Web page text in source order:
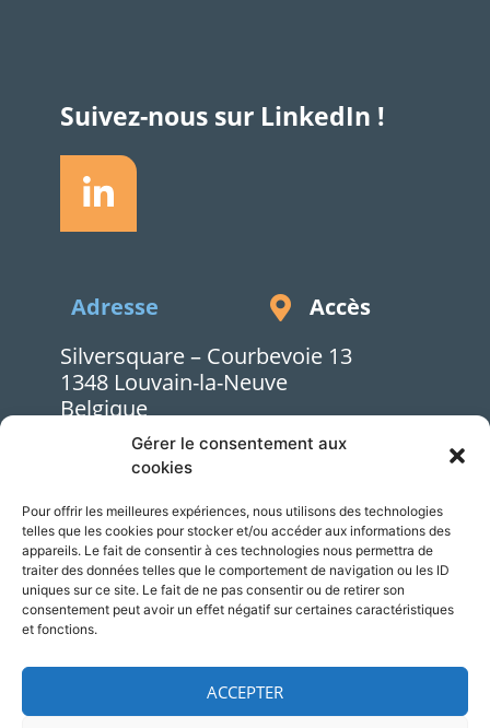
Gérer le consentement aux
cookies
Pour offrir les meilleures expériences, nous utilisons des technologies
telles que les cookies pour stocker et/ou accéder aux informations des
appareils. Le fait de consentir à ces technologies nous permettra de
traiter des données telles que le comportement de navigation ou les ID
uniques sur ce site. Le fait de ne pas consentir ou de retirer son
consentement peut avoir un effet négatif sur certaines caractéristiques
et fonctions.
ACCEPTER
Suivez-nous sur LinkedIn !
Adresse
Accès
Silversquare – Courbevoie 13
1348 Louvain-la-Neuve
Belgique
© 2026 NCP WallonieMentions légales
contact@ncpwallonie.be
Designed by